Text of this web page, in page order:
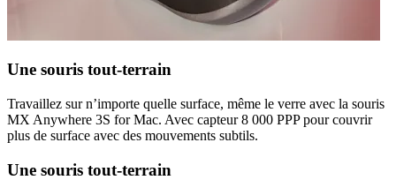
Une souris tout-terrain
Travaillez sur n’importe quelle surface, même le verre avec la souris
MX Anywhere 3S for Mac. Avec capteur 8 000 PPP pour couvrir
plus de surface avec des mouvements subtils.
Une souris tout-terrain